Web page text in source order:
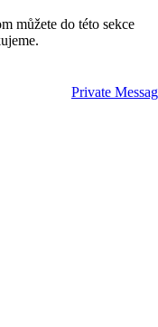
můžete do této sekce
Private